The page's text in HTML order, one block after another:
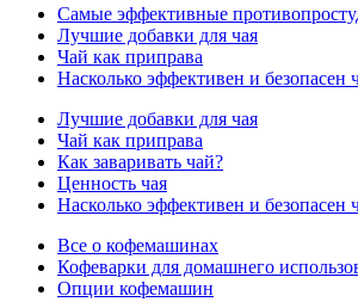
Самые эффективные
Лучшие добавки для чая
Чай как приправа
Насколько эффективен и безопасен
Лучшие добавки для чая
Чай как приправа
Как заваривать чай?
Ценность чая
Насколько эффективен и безопасен
Все о кофемашинах
Кофеварки для домашнего
Опции кофемашин